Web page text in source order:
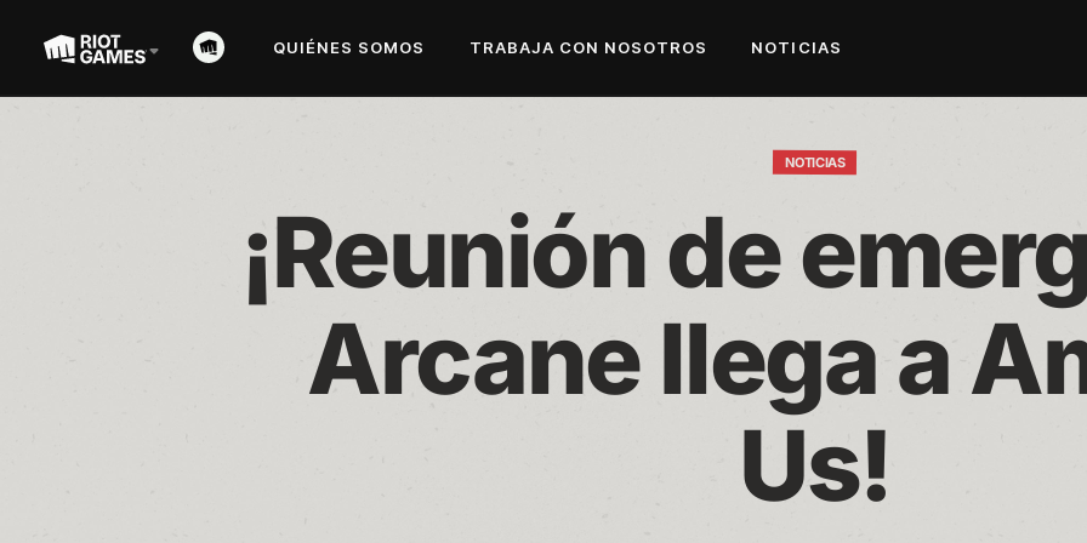
QUIÉNES SOMOS TRABAJA CON NOSOTROS NOTICIAS
NOTICIAS
¡Reunión de
Arcane llega a
Us!